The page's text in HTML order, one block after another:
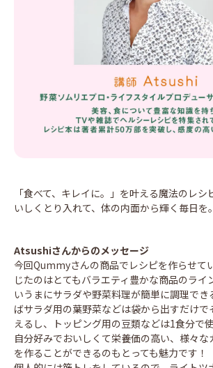
「食べて、キレイに。」を叶える魔法のレ
いしくとり入れて、体の内面から輝く毎日を。
Atsushiさんからのメッセージ
今回Qummyさんの商品でレシピを作らせて
じたのはとてもバラエティ豊かな商品のライ
いうまにサラダや野菜料理が簡単に調理でき
ばサラダ用の葉野菜などは袋から出すだけで
えるし、トッピング用の豆類などは1食分で
自分好みでおいしくて栄養価の高い、様々
を作ることができるのもとっても魅力です！